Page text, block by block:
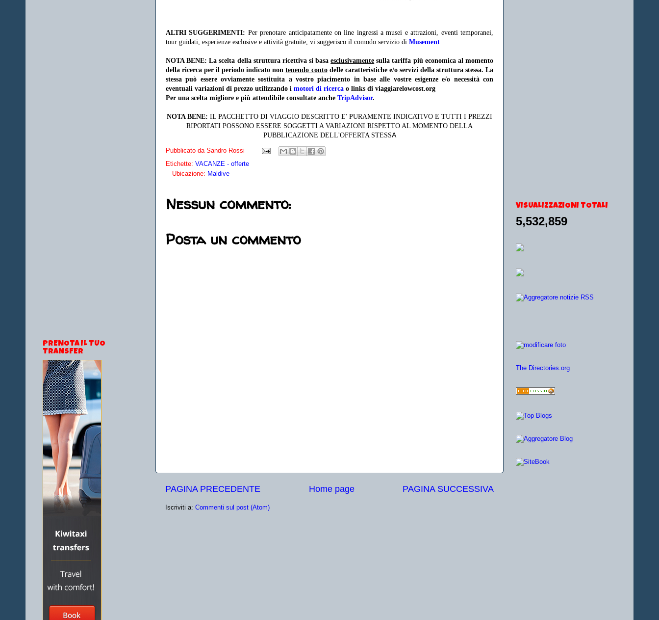
ALTRI SUGGERIMENTI: Per prenotare anticipatamente on line ingressi a musei e attrazioni, eventi temporanei,
tour guidati, esperienze esclusive e attività gratuite, vi suggerisco il comodo servizio di Musement
NOTA BENE: La scelta della struttura ricettiva si basaesclusivamente sulla tariffa più economica al momento
della ricerca per il periodo indicato nontenendo contodelle caratteristiche e/o servizi della struttura stessa. La
stessa può essere ovviamente sostituita a vostro piacimento in base alle vostre esigenze e/o necessità con
eventuali variazioni di prezzo utilizzando i motori di ricerca o links di viaggiarelowcost.org
Per una scelta migliore e più attendibile consultate anche TripAdvisor.
NOTA BENE: IL PACCHETTO DI VIAGGIO DESCRITTO E' PURAMENTE INDICATIVO E TUTTI I PREZZI
RIPORTATI POSSONO ESSERE SOGGETTI A VARIAZIONI RISPETTO AL MOMENTO DELLA
PUBBLICAZIONE DELL'OFFERTA STESSA
Pubblicato da Sandro Rossi
Etichette: VACANZE - offerte
Ubicazione: Maldive
Nessun commento:
Posta un commento
PAGINA PRECEDENTE PAGINA SUCCESSIVA
Home page
Iscriviti a: Commenti sul post (Atom)
PRENOTA IL TUO
TRANSFER
VISUALIZZAZIONI TOTALI
5,532,859
The Directories.org